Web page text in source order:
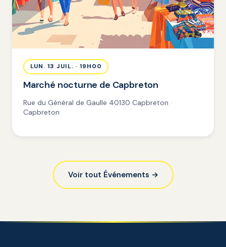
LUN. 13 JUIL. · 19H00
Marché nocturne de Capbreton
Rue du Général de Gaulle 40130 Capbreton ·
Capbreton
Voir tout Événements →